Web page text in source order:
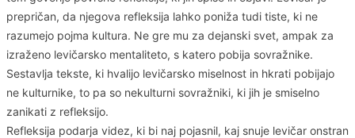
prepričan, da njegova refleksija lahko poniža tudi tiste, ki ne
razumejo pojma kultura. Ne gre mu za dejanski svet, ampak za
izraženo levičarsko mentaliteto, s katero pobija sovražnike.
Sestavlja tekste, ki hvalijo levičarsko miselnost in hkrati pobijajo
ne kulturnike, to pa so nekulturni sovražniki, ki jih je smiselno
zanikati z refleksijo.
Refleksija podarja videz, ki bi naj pojasnil, kaj snuje levičar onstran